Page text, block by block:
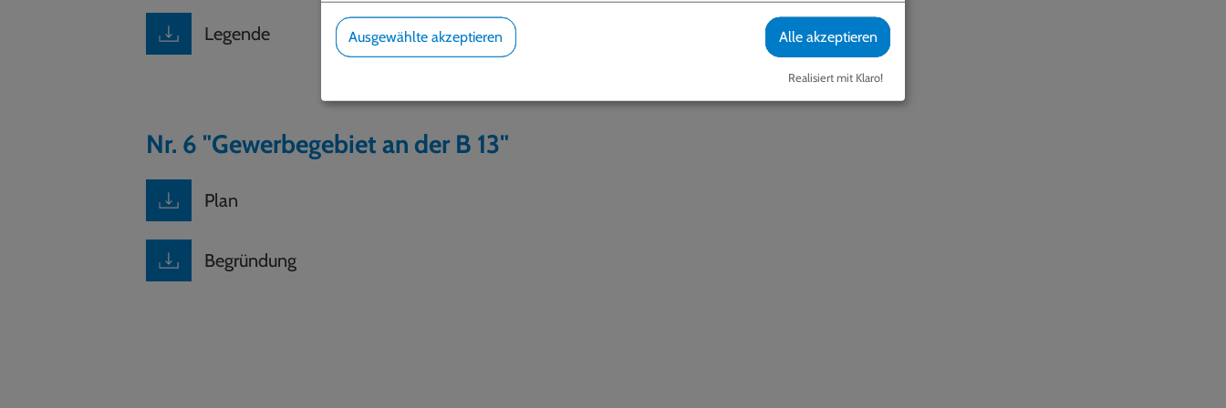
Legende
Nr. 6 "Gewerbegebiet an der B 13"
Plan
Begründung
Ausgewählte akzeptieren Alle akzeptieren
Realisiert mit Klaro!